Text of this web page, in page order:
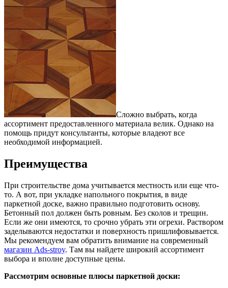
Сложно выбрать, когда
ассортимент предоставленного материала велик. Однако на
помощь придут консультанты, которые владеют все
необходимой информацией.
Преимущества
При строительстве дома учитывается местность или еще что-
то. А вот, при укладке напольного покрытия, в виде
паркетной доске, важно правильно подготовить основу.
Бетонный пол должен быть ровным. Без сколов и трещин.
Если же они имеются, то срочно убрать эти огрехи. Раствором
заделываются недостатки и поверхность пришлифовывается.
Мы рекомендуем вам обратить внимание на современный
магазин Ads-stroy. Там вы найдете широкий ассортимент
выбора и вполне доступные цены.
Рассмотрим основные плюсы паркетной доски: